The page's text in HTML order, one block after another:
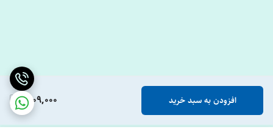
1,109,000 افزودن به سبد خرید